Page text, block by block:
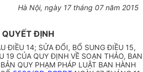
Hà Nội, ngày 17 tháng 07 năm 2015
QUYẾT ĐỊNH
ĐIỀU 14; SỬA ĐỔI, BỔ SUNG ĐIỀU 15,
19 CỦA QUY ĐỊNH VỀ SOẠN THẢO, BAN
QUY PHẠM PHÁP LUẬT BAN HÀNH